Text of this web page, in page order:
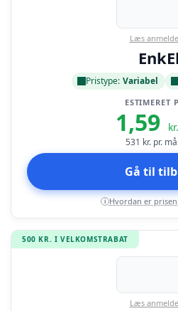
Læs
EnkEl
Pristype: Variabel
ESTIMERET
1,59
531 kr. pr.
Gå til
i Hvordan er
500 KR. I VELKOMSTRABAT
Læs